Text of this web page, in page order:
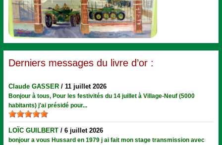
Derniers messages du livre d’or :
Claude GASSER /11 juillet 2026
Bonjour à tous, Pour les festivités du 14 juillet à Village-Neuf (5000
habitants) j'ai présidé pour...
LOÏC GUILBERT /6 juillet 2026
bonjour a vous Hussard en 1979 j ai fait mon stage transmission avec